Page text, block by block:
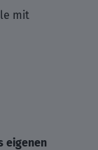
mit
eigenen